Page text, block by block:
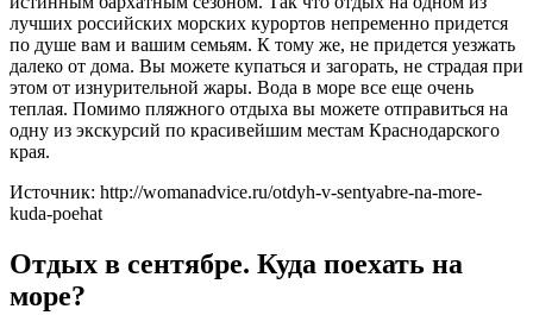
лучших российских морских курортов непременно придется
по душе вам и вашим семьям. К тому же, не придется уезжать
далеко от дома. Вы можете купаться и загорать, не страдая при
этом от изнурительной жары. Вода в море все еще очень
теплая. Помимо пляжного отдыха вы можете отправиться на
одну из экскурсий по красивейшим местам Краснодарского
края.
Источник: http://womanadvice.ru/otdyh-v-sentyabre-na-more-
kuda-poehat
Отдых в сентябре. Куда поехать на
море?